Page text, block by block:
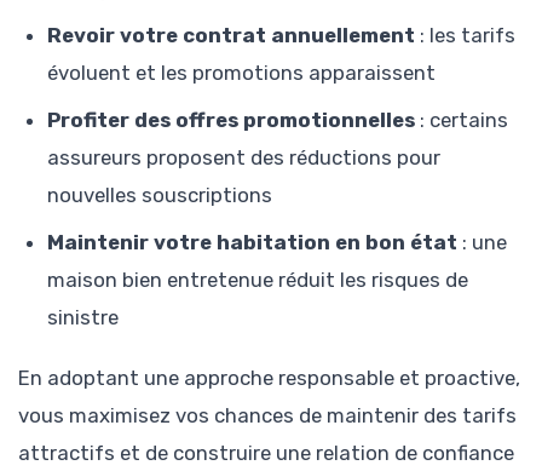
Revoir votre contrat annuellement : les tarifs
évoluent et les promotions apparaissent
Profiter des offres promotionnelles : certains
assureurs proposent des réductions pour
nouvelles souscriptions
Maintenir votre habitation en bon état : une
maison bien entretenue réduit les risques de
sinistre
En adoptant une approche responsable et proactive,
vous maximisez vos chances de maintenir des tarifs
attractifs et de construire une relation de confiance